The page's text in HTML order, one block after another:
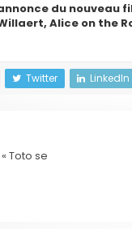
du nouveau
Alice on the
Twitter LinkedIn
Toto se